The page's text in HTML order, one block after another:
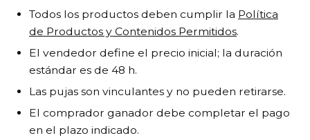
Todos los productos deben cumplir la Política
de Productos y Contenidos Permitidos.
El vendedor define el precio inicial; la duración
estándar es de 48 h.
Las pujas son vinculantes y no pueden retirarse.
El comprador ganador debe completar el pago
en el plazo indicado.